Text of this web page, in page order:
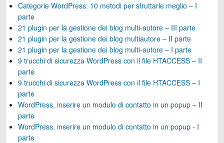
Categorie WordPress: 10 metodi per sfruttarle meglio – I
parte
21 plugin per la gestione dei blog multi-autore – III parte
21 plugin per la gestione dei blog multiautore – II parte
21 plugin per la gestione dei blog multi-autore – I parte
9 trucchi di sicurezza WordPress con il file HTACCESS – II
parte
9 trucchi di sicurezza WordPress con il file HTACCESS – I
parte
WordPress, inserire un modulo di contatto in un popup – II
parte
WordPress, inserire un modulo di contatto in un popup - I
parte